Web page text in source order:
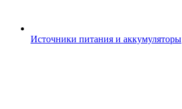
Источники питания и аккумуляторы